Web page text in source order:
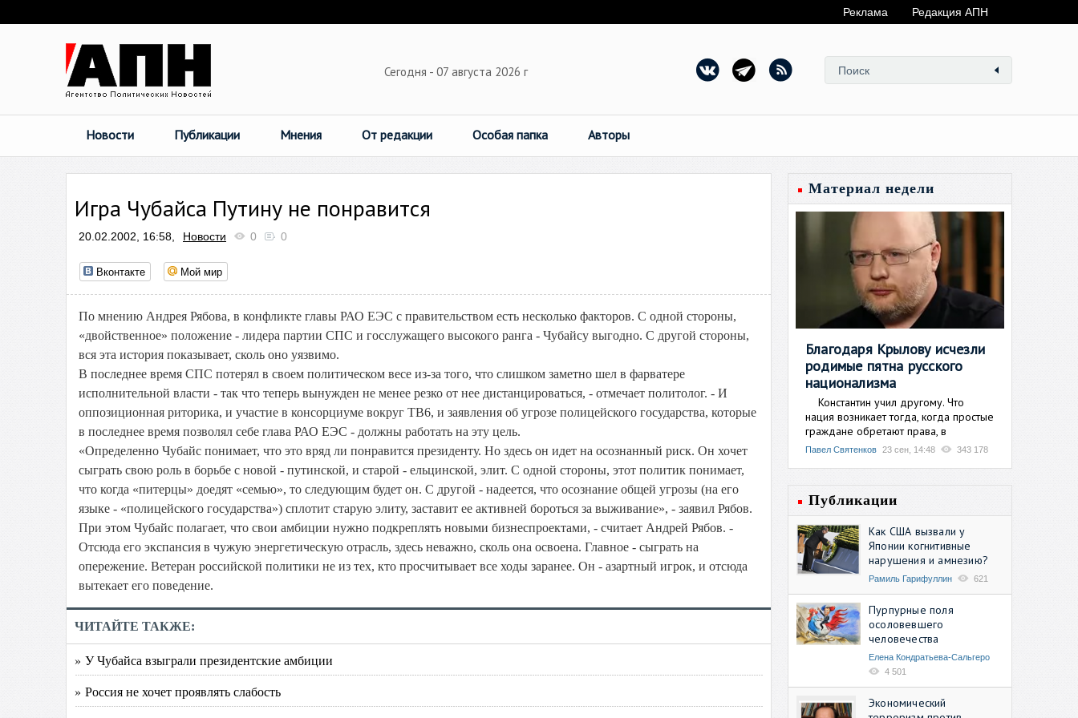
Реклама Редакция АПН
Сегодня - 07 августа 2026 г
Новости Публикации Мнения От редакции Особая папка Авторы
Игра Чубайса Путину не понравится
20.02.2002, 16:58, Новости 0 0
Вконтакте Мой мир
По мнению Андрея Рябова, в конфликте главы РАО ЕЭС с правительством есть несколько факторов. С одной стороны,
«двойственное» положение - лидера партии СПС и госслужащего высокого ранга - Чубайсу выгодно. С другой стороны,
вся эта история показывает, сколь оно уязвимо.
В последнее время СПС потерял в своем политическом весе из-за того, что слишком заметно шел в фарватере
исполнительной власти - так что теперь вынужден не менее резко от нее дистанцироваться, - отмечает политолог. - И
оппозиционная риторика, и участие в консорциуме вокруг ТВ6, и заявления об угрозе полицейского государства, которые
в последнее время позволял себе глава РАО ЕЭС - должны работать на эту цель.
«Определенно Чубайс понимает, что это вряд ли понравится президенту. Но здесь он идет на осознанный риск. Он хочет
сыграть свою роль в борьбе с новой - путинской, и старой - ельцинской, элит. С одной стороны, этот политик понимает,
что когда «питерцы» доедят «семью», то следующим будет он. С другой - надеется, что осознание общей угрозы (на его
языке - «полицейского государства») сплотит старую элиту, заставит ее активней бороться за выживание», - заявил Рябов.
При этом Чубайс полагает, что свои амбиции нужно подкреплять новыми бизнеспроектами, - считает Андрей Рябов. -
Отсюда его экспансия в чужую энергетическую отрасль, здесь неважно, сколь она освоена. Главное - сыграть на
опережение. Ветеран российской политики не из тех, кто просчитывает все ходы заранее. Он - азартный игрок, и отсюда
вытекает его поведение.
ЧИТАЙТЕ ТАКЖЕ:
» У Чубайса взыграли президентские амбиции
» Россия не хочет проявлять слабость
Материал недели
Благодаря Крылову исчезли
родимые пятна русского
национализма
Константин учил другому. Что
нация возникает тогда, когда простые
граждане обретают права, в
Павел Святенков 23 сен, 14:48 343 178
Публикации
Как США вызвали у
Японии когнитивные
нарушения и амнезию?
Рамиль Гарифуллин 621
Пурпурные поля
осоловевшего
человечества
Елена Кондратьева-Сальгеро
4 501
Экономический